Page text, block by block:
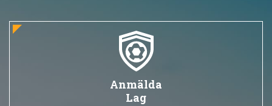
Anmälda
Lag